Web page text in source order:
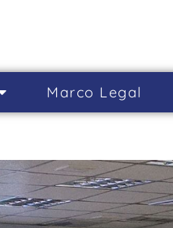
Marco Legal